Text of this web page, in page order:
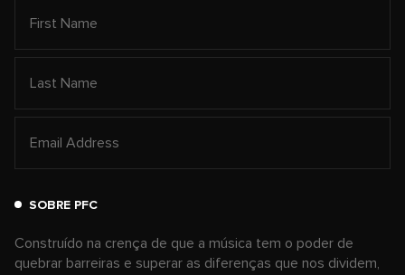
SOBRE PFC
Construído na crença de que a música tem o poder de
quebrar barreiras e superar as diferenças que nos dividem,